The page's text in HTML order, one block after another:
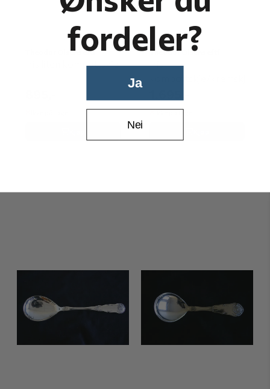
Theodor Olsens eftf
Iris liten kompottskje
Theodor Olsens eftf
Iris
Ikke på lager
fordeler?
Ja
Nei